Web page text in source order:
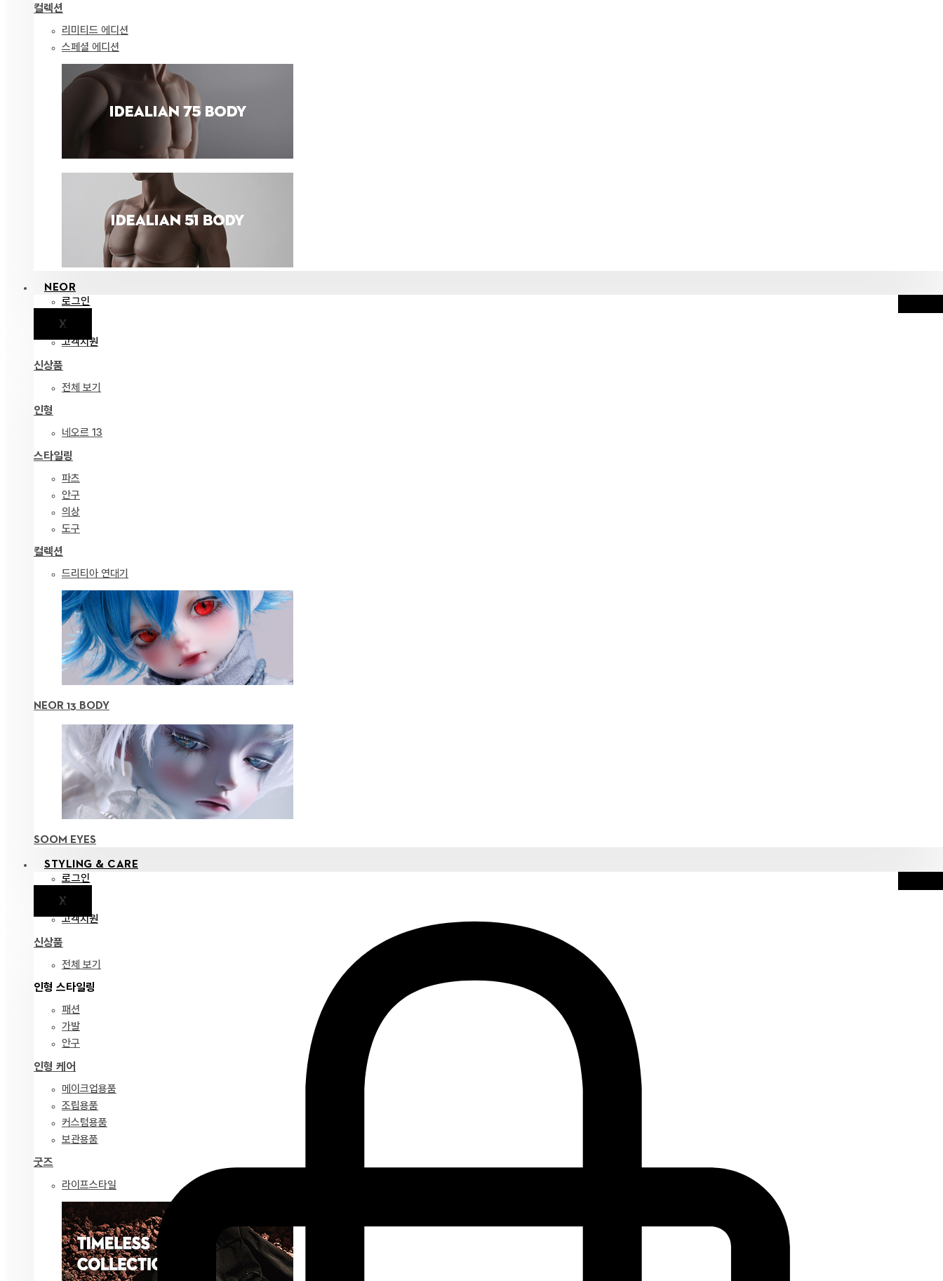
컬렉션
리미티드 에디션
스페셜 에디션
NEOR
로그인
X공지
고객지원
신상품
전체 보기
인형
네오르 13
스타일링
파츠
안구
의상
도구
컬렉션
드리티아 연대기
NEOR 13 BODY
SOOM EYES
STYLING & CARE
로그인
X공지
고객지원
신상품
전체 보기
인형 스타일링
패션
가발
안구
인형 케어
메이크업용품
조립용품
커스텀용품
보관용품
굿즈
라이프스타일